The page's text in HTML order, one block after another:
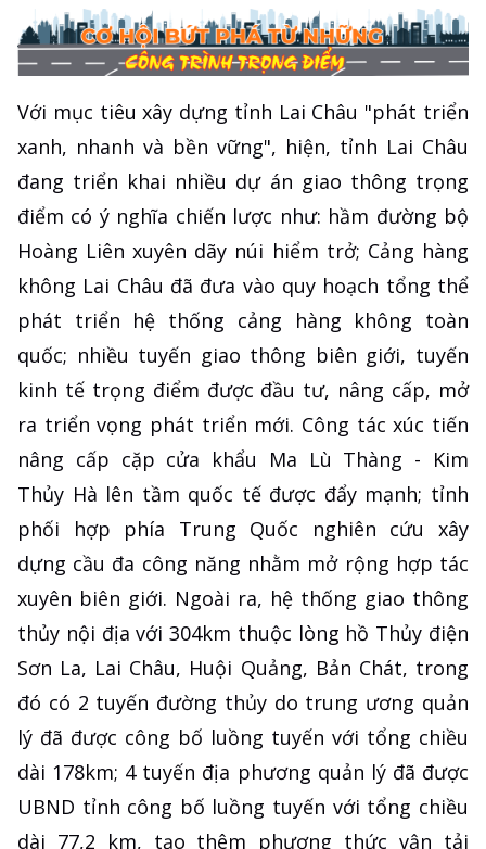
Với mục tiêu xây dựng tỉnh Lai Châu "phát triển
xanh, nhanh và bền vững", hiện, tỉnh Lai Châu
đang triển khai nhiều dự án giao thông trọng
điểm có ý nghĩa chiến lược như: hầm đường bộ
Hoàng Liên xuyên dãy núi hiểm trở; Cảng hàng
không Lai Châu đã đưa vào quy hoạch tổng thể
phát triển hệ thống cảng hàng không toàn
quốc; nhiều tuyến giao thông biên giới, tuyến
kinh tế trọng điểm được đầu tư, nâng cấp, mở
ra triển vọng phát triển mới. Công tác xúc tiến
nâng cấp cặp cửa khẩu Ma Lù Thàng - Kim
Thủy Hà lên tầm quốc tế được đẩy mạnh; tỉnh
phối hợp phía Trung Quốc nghiên cứu xây
dựng cầu đa công năng nhằm mở rộng hợp tác
xuyên biên giới. Ngoài ra, hệ thống giao thông
thủy nội địa với 304km thuộc lòng hồ Thủy điện
Sơn La, Lai Châu, Huội Quảng, Bản Chát, trong
đó có 2 tuyến đường thủy do trung ương quản
lý đã được công bố luồng tuyến với tổng chiều
dài 178km; 4 tuyến địa phương quản lý đã được
UBND tỉnh công bố luồng tuyến với tổng chiều
dài 77,2 km, tạo thêm phương thức vận tải